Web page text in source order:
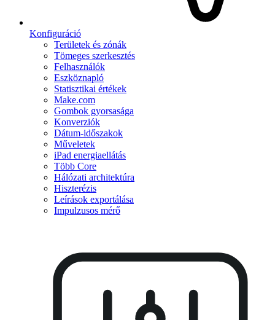
Konfiguráció
Területek és zónák
Tömeges szerkesztés
Felhasználók
Eszköznapló
Statisztikai értékek
Make.com
Gombok gyorsasága
Konverziók
Dátum-időszakok
Műveletek
iPad energiaellátás
Több Core
Hálózati architektúra
Hiszterézis
Leírások exportálása
Impulzusos mérő